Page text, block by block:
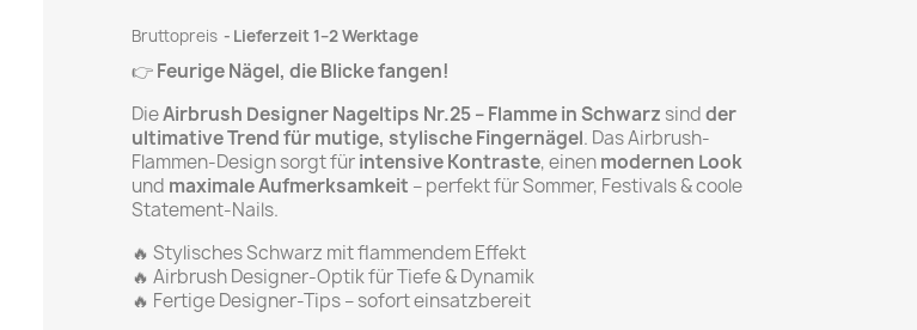
Bruttopreis Lieferzeit 1–2 Werktage
👉Feurige Nägel, die Blicke fangen!
DieAirbrush Designer Nageltips Nr.25 – Flamme in Schwarz sindder
ultimative Trend für mutige, stylische Fingernägel. Das Airbrush-
Flammen-Design sorgt fürintensive Kontraste, einenmodernen Look
und maximale Aufmerksamkeit – perfekt für Sommer, Festivals & coole
Statement-Nails.
🔥 Stylisches Schwarz mit flammendem Effekt
🔥 Airbrush Designer-Optik für Tiefe & Dynamik
🔥 Fertige Designer-Tips – sofort einsatzbereit